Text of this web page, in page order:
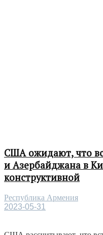
США ожидают, что
и Азербайджана в
конструктивной
Республика Армения
2023-05-31